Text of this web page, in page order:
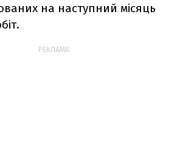
на наступний місяць
РЕКЛАМА: